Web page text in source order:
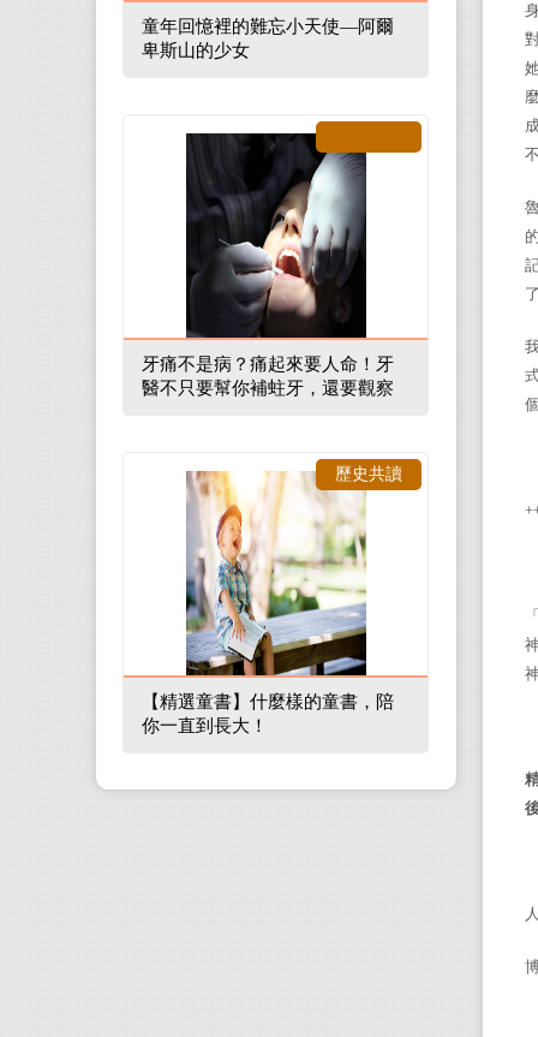
童年回憶裡的難忘小天使—阿爾
卑斯山的少女
牙痛不是病？痛起來要人命！牙
醫不只要幫你補蛀牙，還要觀察
【精選童書】什麼樣的童書，陪
你一直到長大！
歷史共讀